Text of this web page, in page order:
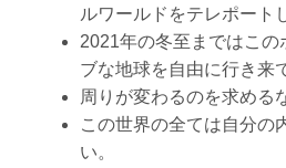
ルワールドをテレポート
2021年の冬至まではこの
ブな地球を自由に行き来
周りが変わるのを求める
この世界の全ては自分の
い。